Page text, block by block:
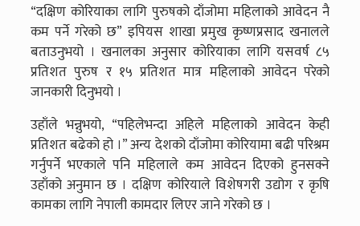
“दक्षिण कोरियाका लागि पुरुषको दाँजोमा महिलाको आवेदन नै
कम पर्ने गरेको छ” इपियस शाखा प्रमुख कृष्णप्रसाद खनालले
बताउनुभयो । खनालका अनुसार कोरियाका लागि यसवर्ष ८५
प्रतिशत पुरुष र १५ प्रतिशत मात्र महिलाको आवेदन परेको
जानकारी दिनुभयो ।
उहाँले भन्नुभयो, “पहिलेभन्दा अहिले महिलाको आवेदन केही
प्रतिशत बढेको हो ।” अन्य देशको दाँजोमा कोरियामा बढी परिश्रम
गर्नुपर्ने भएकाले पनि महिलाले कम आवेदन दिएको हुनसक्ने
उहाँको अनुमान छ । दक्षिण कोरियाले विशेषगरी उद्योग र कृषि
कामका लागि नेपाली कामदार लिएर जाने गरेको छ ।